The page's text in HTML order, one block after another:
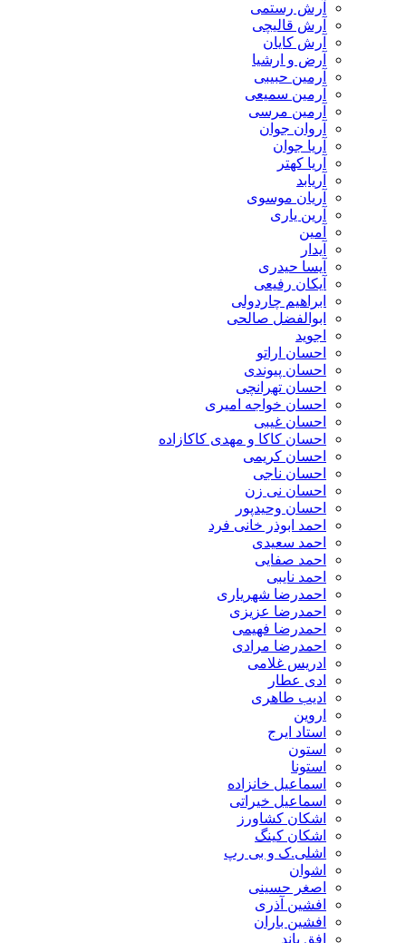
آرش رستمی
آرش قالیچی
آرش کایان
​آرض و ارشیا
آرمین حبیبی
آرمین سمیعی
آرمین مرسی
آروان جوان
آریا جوان
آریا کهتر
آریابد
آریان موسوی
آرین یاری
آمین
آیدار
آیسا حیدری
آیکان رفیعی
ابراهیم چاردولی
ابوالفضل صالحی
اجوید
احسان اراتو
احسان پیوندی
احسان تهرانچی
احسان خواجه امیری
احسان غیبی
احسان کاکا و مهدی کاکازاده
احسان کریمی
احسان ناجی
احسان نی زن
احسان وحیدپور
احمد ابوذر خانی فرد
احمد سعیدی
احمد صفایی
احمد نایبی
احمدرضا شهریاری
احمدرضا عزیزی
احمدرضا فهیمی
احمدرضا مرادی
ادریس غلامی
ادی عطار
ادیب طاهری
اروین
استاد ایرج
استون
استونا
اسماعیل خانزاده
اسماعیل خیراتی
اشکان کشاورز
اشکان کینگ
اشلی.ک و بی رپ
اشوان
اصغر حسینی
افشین آذری
افشین باران
افق باند